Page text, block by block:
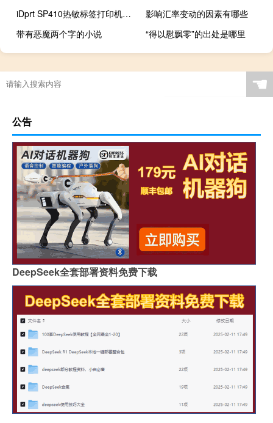
iDprt SP410热敏标签打印机评测
影响汇率变动的因素有哪些
带有恶魔两个字的小说
“得以慰飘零”的出处是哪里
☚
公告
DeepSeek全套部署资料免费下载